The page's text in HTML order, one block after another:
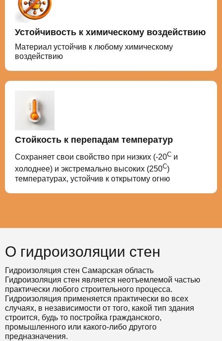
Устойчивость к химическому воздействию
Материал устойчив к любому химическому
воздействию
Стойкость к перепадам температур
Сохраняет свои свойство при низких (-20С и
холоднее) и экстремально высоких (250С)
температурах, устойчив к открытому огню
О гидроизоляции стен
Гидроизоляция стен Самарская область
Гидроизоляция стен является неотъемлемой частью
практически любого строительного процесса.
Гидроизоляция применяется практически во всех
случаях, в независимости от того, какой тип здания
строится, будь то постройка гражданского,
промышленного или какого-либо другого
предназначения.